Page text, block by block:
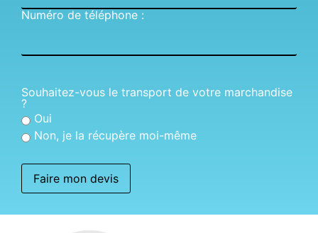
Numéro de téléphone :
Souhaitez-vous le transport de votre marchandise
?
Oui
Non, je la récupère moi-même